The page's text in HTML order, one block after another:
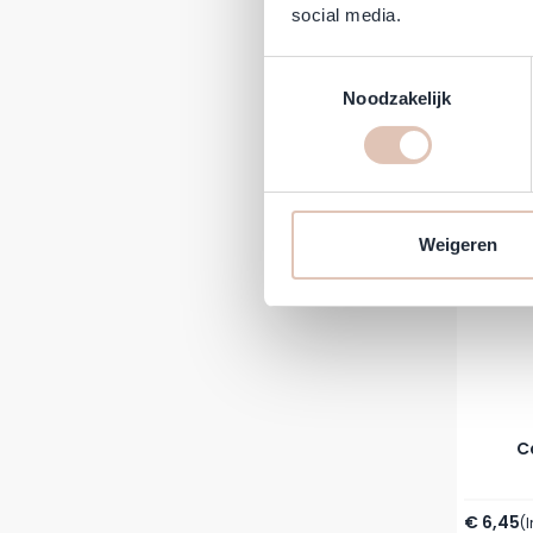
social media.
Noodzakelijk
Weigeren
€ 12,39
Vanaf
€ 6,45